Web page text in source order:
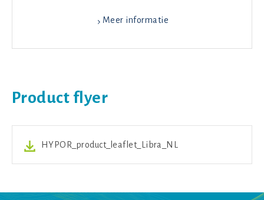
Meer informatie
Product flyer
HYPOR_product_leaflet_Libra_NL